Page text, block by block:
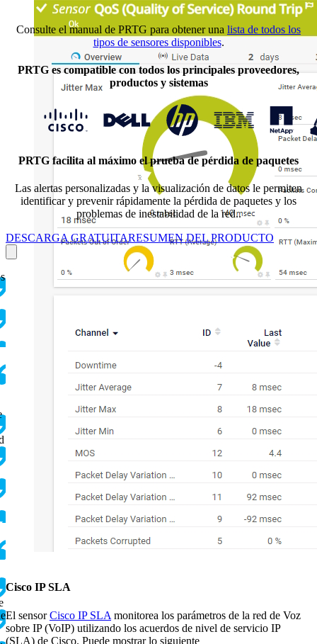
Cisco IP SLA
El sensorCisco IP SLA monitorea los parámetros de la red de Voz
sobre IP (VoIP) utilizando los acuerdos de nivel de servicio IP
(SLA) de Cisco. Puede mostrar lo siguiente
Consulte el manual de PRTG para obtener una lista de todos los
tipos de sensores disponibles.
PRTG es compatible con todos los principales proveedores,
productos y sistemas
PRTG facilita al máximo el prueba de pérdida de paquetes
Las alertas personalizadas y la visualización de datos le permiten
identificar y prevenir rápidamente la pérdida de paquetes y los
problemas de inestabilidad de la red..
DESCARGA GRATUITARESUMEN DEL PRODUCTO